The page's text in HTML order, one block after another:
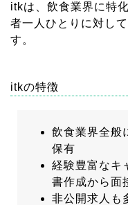
itkは、飲食業界に特
者一人ひとりに対し
す。
itkの特徴
飲食業界全般
保有
経験豊富なキ
書作成から面
非公開求人も